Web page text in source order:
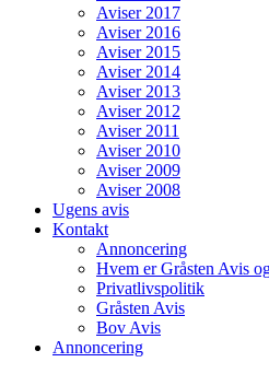
Aviser 2017
Aviser 2016
Aviser 2015
Aviser 2014
Aviser 2013
Aviser 2012
Aviser 2011
Aviser 2010
Aviser 2009
Aviser 2008
Ugens avis
Kontakt
Annoncering
Hvem er Gråsten Avis
Privatlivspolitik
Gråsten Avis
Bov Avis
Annoncering